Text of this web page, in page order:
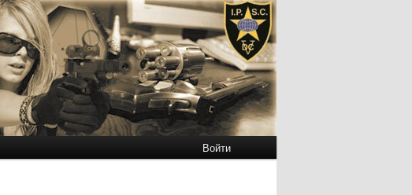
Войти